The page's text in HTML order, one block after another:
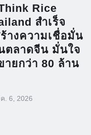
Rice
สำเร็จ
างความเชื่อมั่น
ตลาดจีน มั่นใจ
ายกว่า 80 ล้าน
. 6, 2026